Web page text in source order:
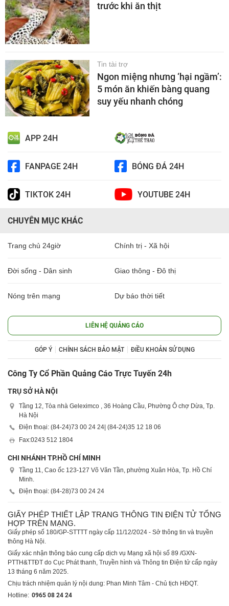
trước khi ăn thịt
Tin tài trợ
Ngon miệng nhưng ‘hại ngầm’:
5 món ăn khiến bàng quang
suy yếu nhanh chóng
APP 24H
FANPAGE 24H BÓNG ĐÁ 24H
TIKTOK 24H YOUTUBE 24H
CHUYÊN MỤC KHÁC
Trang chủ 24giờ Chính trị - Xã hội
Đời sống - Dân sinh Giao thông - Đô thị
Nóng trên mạng Dự báo thời tiết
LIÊN HỆ QUẢNG CÁO
GÓP Ý CHÍNH SÁCH BẢO MẬT ĐIỀU KHOẢN SỬ DỤNG
Công Ty Cổ Phần Quảng Cáo Trực Tuyến 24h
TRỤ SỞ HÀ NỘI
Tầng 12, Tòa nhà Geleximco , 36 Hoàng Cầu, Phường Ô chợ Dừa, Tp.
Hà Nội
Điện thoại: (84-24)73 00 24 24 | (84-24)35 12 18 06
Fax:0243 512 1804
CHI NHÁNH TP.HỒ CHÍ MINH
Tầng 11, Cao ốc 123-127 Võ Văn Tần, phường Xuân Hòa, Tp. Hồ Chí
Minh.
Điện thoại: (84-28)73 00 24 24
GIẤY PHÉP THIẾT LẬP TRANG THÔNG TIN ĐIỆN TỬ TỔNG
HỢP TRÊN MẠNG.
Giấy phép số 180/GP-STTTT ngày cấp 11/12/2024 - Sở thông tin và truyền
thông Hà Nội.
Giấy xác nhận thông báo cung cấp dịch vụ Mạng xã hội số 89 /GXN-
PTTH&TTĐT do Cục Phát thanh, Truyền hình và Thông tin Điện tử cấp ngày
13 tháng 6 năm 2025.
Chịu trách nhiệm quản lý nội dung: Phan Minh Tâm - Chủ tịch HĐQT.
Hotline: 0965 08 24 24